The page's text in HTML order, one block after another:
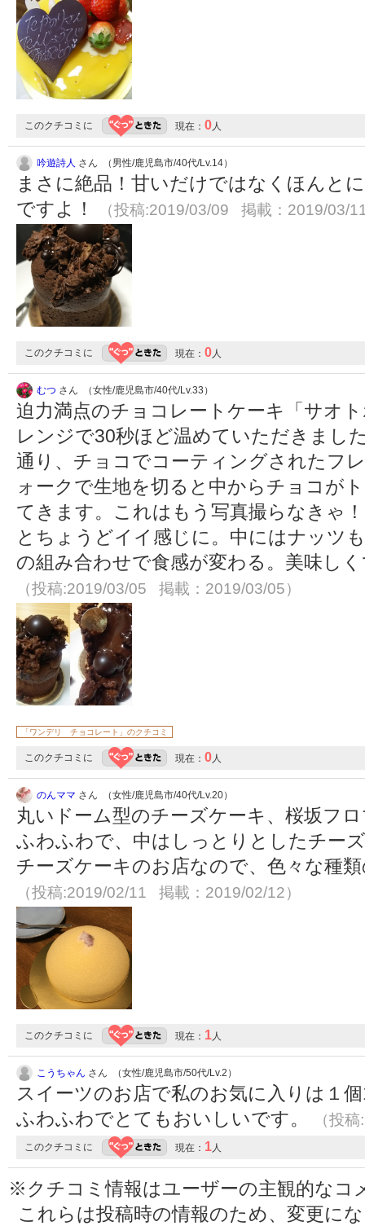
このクチコミに 現在： 0人
吟遊詩人 さん （男性/鹿児島市/40代/Lv.14）
まさに絶品！甘いだけではなくほんと
ですよ！
（投稿:2019/03/09 掲載：2019/03/
このクチコミに 現在： 0人
むつ さん （女性/鹿児島市/40代/Lv.33）
迫力満点のチョコレートケーキ「サオ
レンジで30秒ほど温めていただきまし
通り、チョコでコーティングされたフ
ォークで生地を切ると中からチョコが
てきます。これはもう写真撮らなきゃ
とちょうどイイ感じに。中にはナッツ
の組み合わせで食感が変わる。美味し
（投稿:2019/03/05 掲載：2019/03/05）
「ワンデリ チョコレート」のクチコミ
このクチコミに 現在： 0人
のんママ さん （女性/鹿児島市/40代/Lv.20）
丸いドーム型のチーズケーキ、桜坂フ
ふわふわで、中はしっとりとしたチー
チーズケーキのお店なので、色々な種
（投稿:2019/02/11 掲載：2019/02/12）
このクチコミに 現在： 1人
こうちゃん さん （女性/鹿児島市/50代/Lv.2）
スイーツのお店で私のお気に入りは１
ふわふわでとてもおいしいです。
（投
このクチコミに 現在： 1人
※クチコミ情報はユーザーの主観的なコ
これらは投稿時の情報のため、変更に